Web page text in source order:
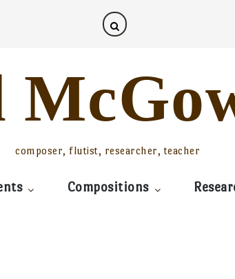
composer, flutist, researcher, teacher
Compositions